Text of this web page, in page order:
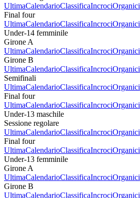
UltimaCalendarioClassificaIncrociOrganici
Final four
UltimaCalendarioClassificaIncrociOrganici
Under-14 femminile
Girone A
UltimaCalendarioClassificaIncrociOrganici
Girone B
UltimaCalendarioClassificaIncrociOrganici
Semifinali
UltimaCalendarioClassificaIncrociOrganici
Final four
UltimaCalendarioClassificaIncrociOrganici
Under-13 maschile
Sessione regolare
UltimaCalendarioClassificaIncrociOrganici
Final four
UltimaCalendarioClassificaIncrociOrganici
Under-13 femminile
Girone A
UltimaCalendarioClassificaIncrociOrganici
Girone B
UltimaCalendarioClassificaIncrociOrganici